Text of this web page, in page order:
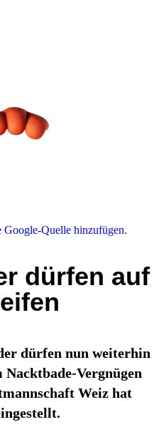
Quelle hinzufügen.
dürfen auf
dürfen nun weiterhin
Vergnügen
Weiz hat